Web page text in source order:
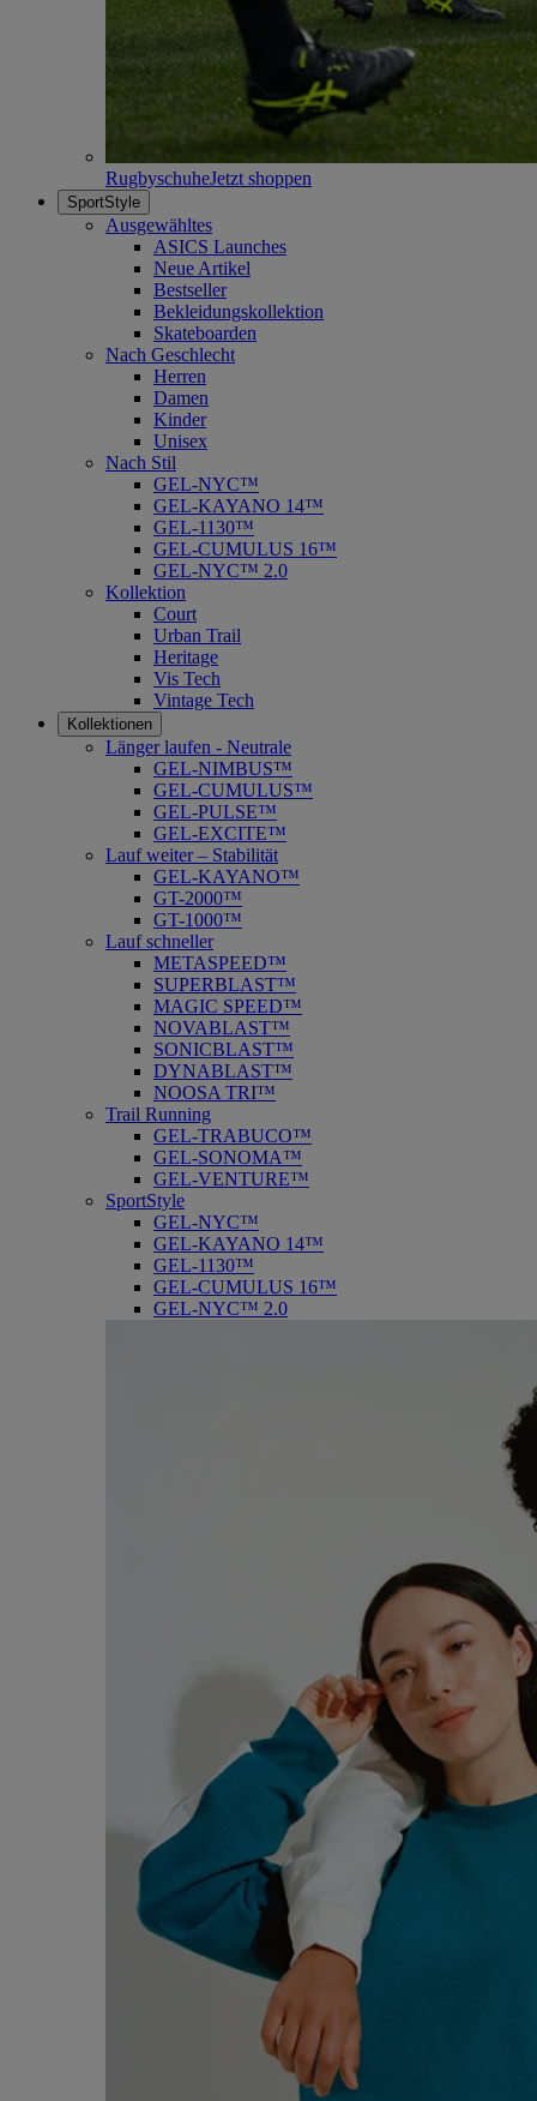
RugbyschuheJetzt shoppen
SportStyle
Ausgewähltes
ASICS Launches
Neue Artikel
Bestseller
Bekleidungskollektion
Skateboarden
Nach Geschlecht
Herren
Damen
Kinder
Unisex
Nach Stil
GEL-NYC™
GEL-KAYANO 14™
GEL-1130™
GEL-CUMULUS 16™
GEL-NYC™ 2.0
Kollektion
Court
Urban Trail
Heritage
Vis Tech
Vintage Tech
Kollektionen
Länger laufen - Neutrale
GEL-NIMBUS™
GEL-CUMULUS™
GEL-PULSE™
GEL-EXCITE™
Lauf weiter – Stabilität
GEL-KAYANO™
GT-2000™
GT-1000™
Lauf schneller
METASPEED™
SUPERBLAST™
MAGIC SPEED™
NOVABLAST™
SONICBLAST™
DYNABLAST™
NOOSA TRI™
Trail Running
GEL-TRABUCO™
GEL-SONOMA™
GEL-VENTURE™
SportStyle
GEL-NYC™
GEL-KAYANO 14™
GEL-1130™
GEL-CUMULUS 16™
GEL-NYC™ 2.0